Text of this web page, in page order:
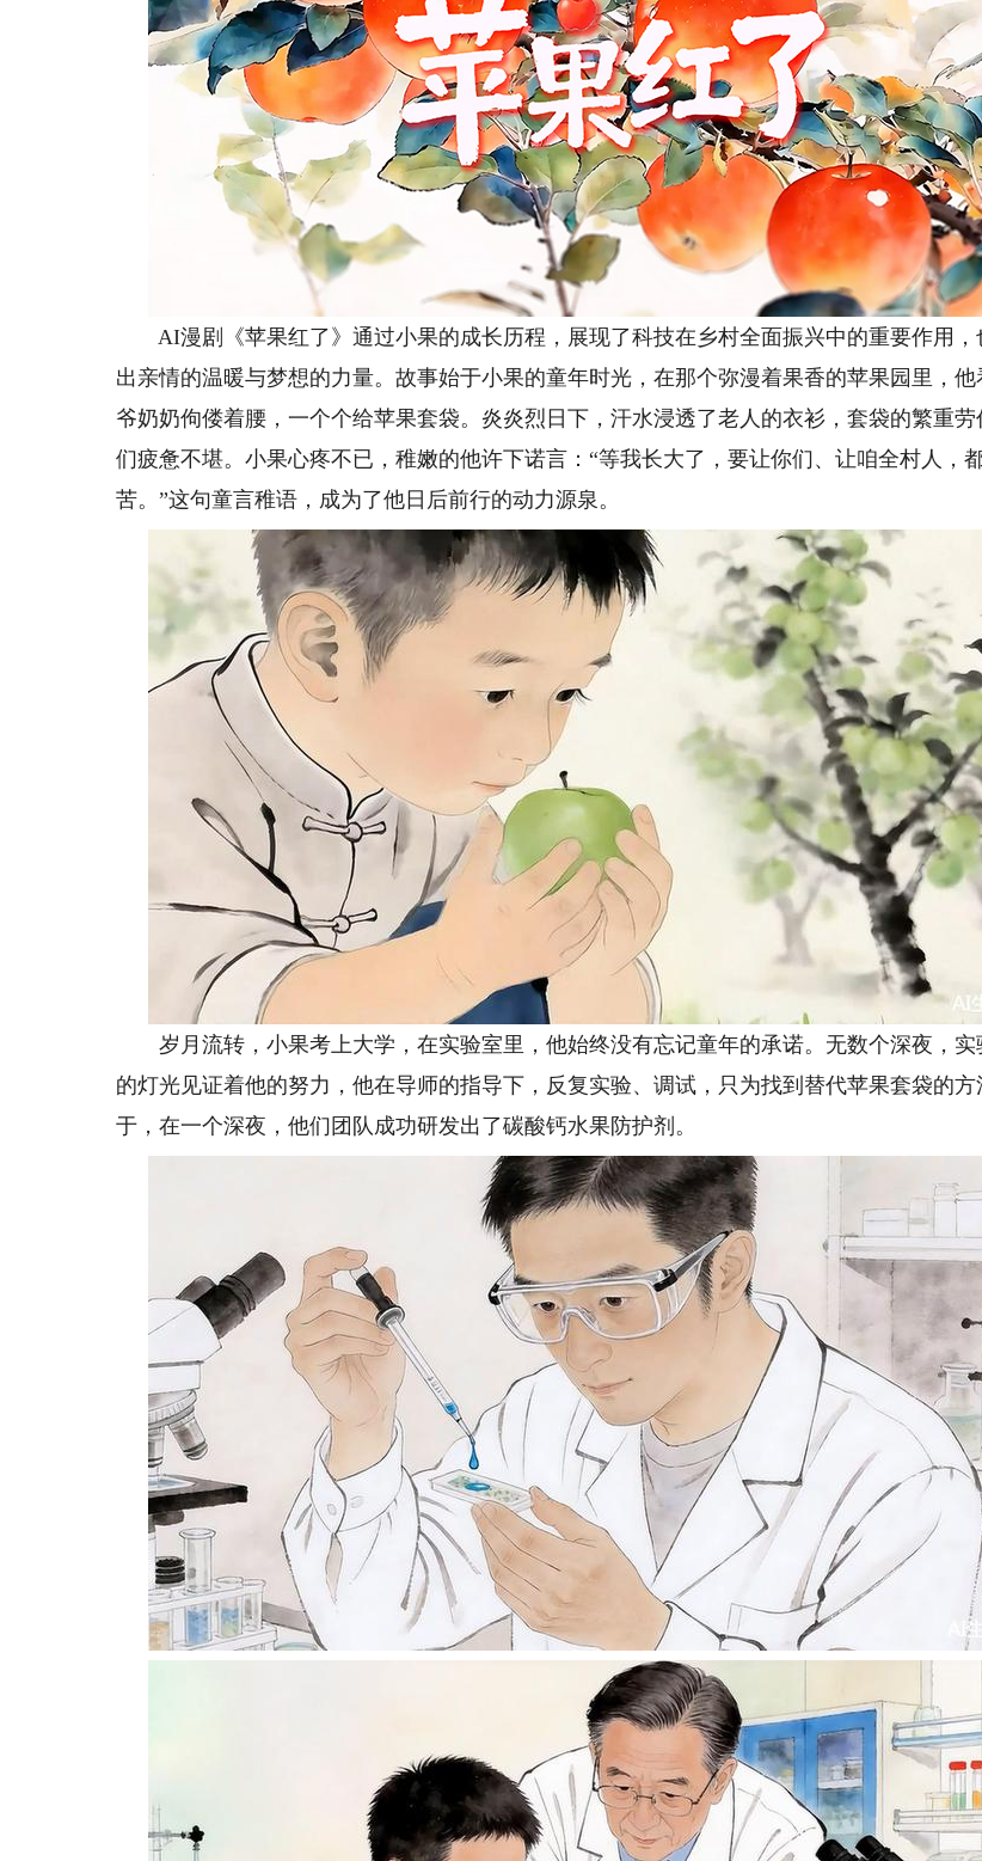
AI漫剧《苹果红了》通过小果的成长历程，展现了科技在乡村全面振兴中的重要作用，
出亲情的温暖与梦想的力量。故事始于小果的童年时光，在那个弥漫着果香的苹果园里，他
爷奶奶佝偻着腰，一个个给苹果套袋。炎炎烈日下，汗水浸透了老人的衣衫，套袋的繁重劳
们疲惫不堪。小果心疼不已，稚嫩的他许下诺言：“等我长大了，要让你们、让咱全村人，
苦。”这句童言稚语，成为了他日后前行的动力源泉。
岁月流转，小果考上大学，在实验室里，他始终没有忘记童年的承诺。无数个深夜，实
的灯光见证着他的努力，他在导师的指导下，反复实验、调试，只为找到替代苹果套袋的方
于，在一个深夜，他们团队成功研发出了碳酸钙水果防护剂。